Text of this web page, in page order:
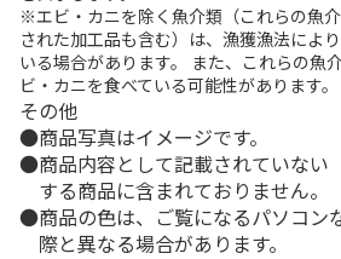
※エビ・カニを除く魚介類（これらの魚
された加工品も含む）は、漁獲漁法によ
いる場合があります。 また、これらの魚
ビ・カニを食べている可能性があります。
その他
商品写真はイメージです。
商品内容として記載されていない
する商品に含まれておりません。
商品の色は、ご覧になるパソコン
際と異なる場合があります。